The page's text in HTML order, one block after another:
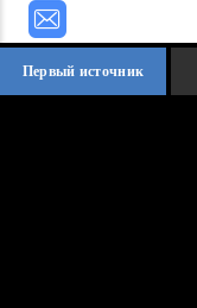
Первый источник